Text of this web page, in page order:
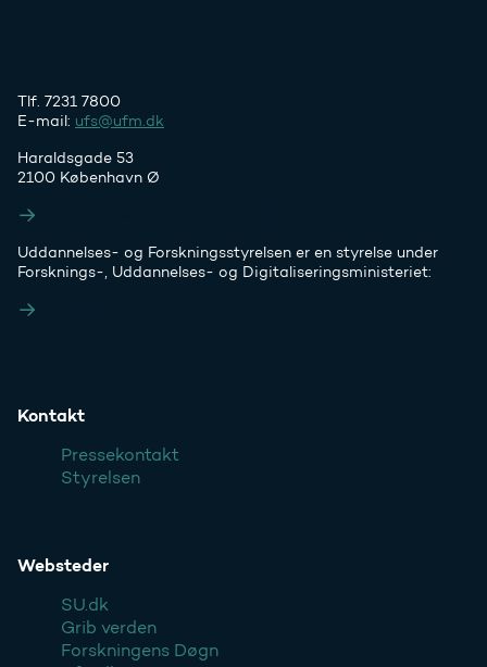
Tlf. 7231 7800
E-mail: ufs@ufm.dk
Haraldsgade 53
2100 København Ø
Uddannelses- og Forskningsstyrelsen er en styrelse under
Forsknings-, Uddannelses- og Digitaliseringsministeriet:
Kontakt
Pressekontakt
Styrelsen
Websteder
SU.dk
Grib verden
Forskningens Døgn